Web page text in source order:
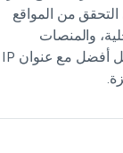
من المواقع
والمنصات
الإقليمية، والوصول إلى الحسابات التي تعمل بشكل أفضل مع عنوان IP